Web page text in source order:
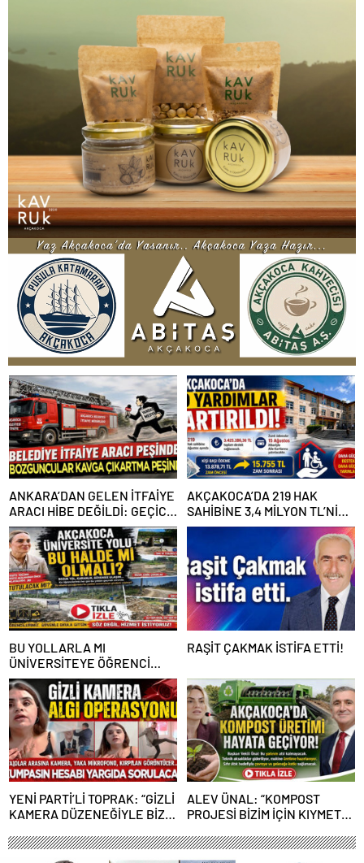
ANKARA’DAN GELEN İTFAİYE
ARACI HİBE DEĞİLDİ: GEÇİCİ
GÖREVLENDİRME SONA ERDİ
AKÇAKOCA’DA 219 HAK
SAHİBİNE 3,4 MİLYON TL’NİN
ÜZERİNDE DESTEK
BU YOLLARLA MI
ÜNİVERSİTEYE ÖĞRENCİ
ÇAĞIRACAĞIZ?
RAŞİT ÇAKMAK İSTİFA ETTİ!
YENİ PARTİ’Lİ TOPRAK: “GİZLİ
KAMERA DÜZENEĞİYLE BİZE
ALEV ÜNAL: “KOMPOST
PROJESİ BİZİM İÇİN KIYMETLİ,